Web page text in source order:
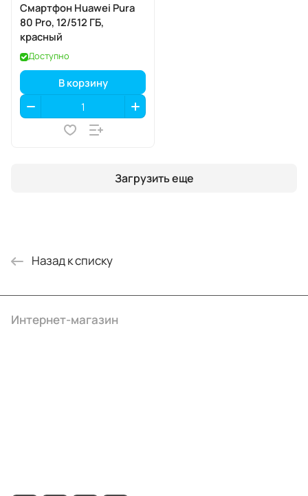
Смартфон Huawei Pura
80 Pro, 12/512 ГБ,
красный
Доступно
В корзину
Загрузить еще
Назад к списку
Интернет-магазин